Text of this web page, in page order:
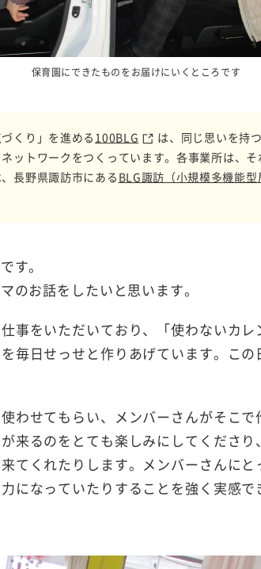
保育園にできたものをお届けにいくところです
くり」を進める 100BLG
は、同じ思いを持
ットワークをつくっています。各事業所は、
長野県諏訪市にあるBLG諏訪（小規模多機能
す。
のお話をしたいと思います。
事をいただいており、「使わないカ
毎日せっせと作りあげています。こ
わせてもらい、メンバーさんがそこで
来るのをとても楽しみにしてくださ
てくれたりします。メンバーさんに
になっていたりすることを強く実感